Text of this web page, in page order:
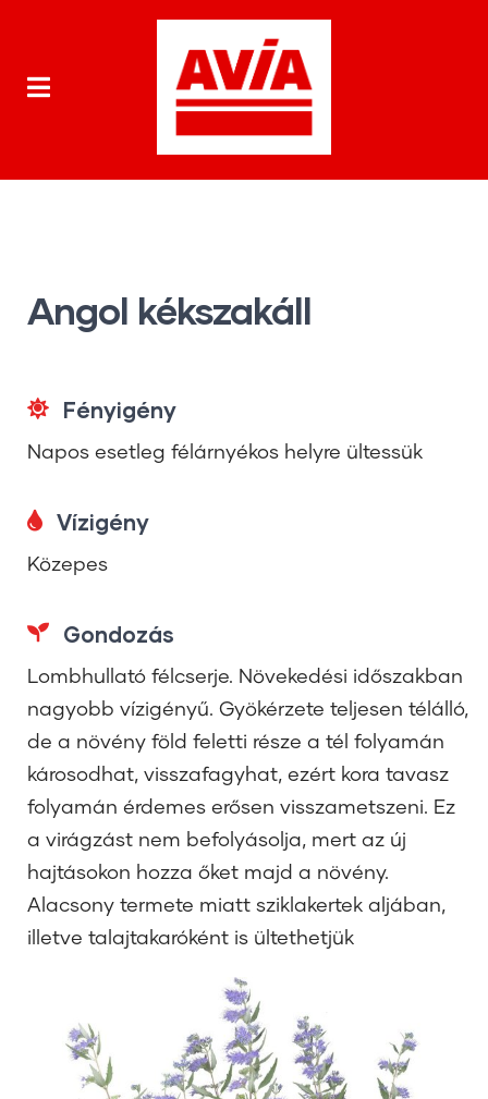
Angol kékszakáll
Fényigény
Napos esetleg félárnyékos helyre ültessük
Vízigény
Közepes
Gondozás
Lombhullató félcserje. Növekedési időszakban
nagyobb vízigényű. Gyökérzete teljesen télálló,
de a növény föld feletti része a tél folyamán
károsodhat, visszafagyhat, ezért kora tavasz
folyamán érdemes erősen visszametszeni. Ez
a virágzást nem befolyásolja, mert az új
hajtásokon hozza őket majd a növény.
Alacsony termete miatt sziklakertek aljában,
illetve talajtakaróként is ültethetjük